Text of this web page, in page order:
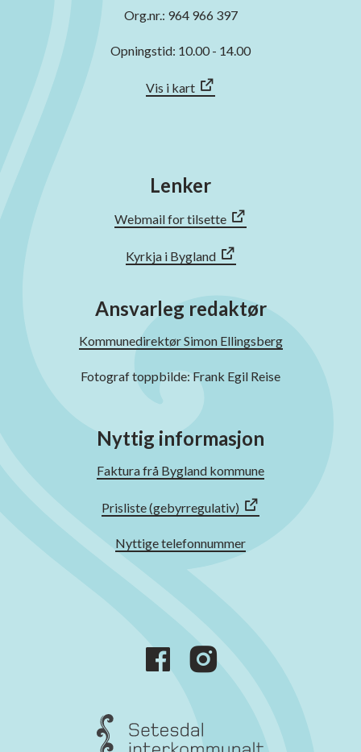
Org.nr.: 964 966 397
Opningstid: 10.00 - 14.00
Vis i kart
Lenker
Webmail for tilsette
Kyrkja i Bygland
Ansvarleg redaktør
Kommunedirektør Simon Ellingsberg
Fotograf toppbilde: Frank Egil Reise
Nyttig informasjon
Faktura frå Bygland kommune
Prisliste (gebyrregulativ)
Nyttige telefonnummer